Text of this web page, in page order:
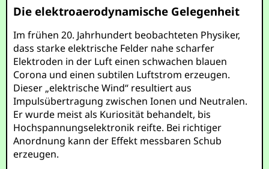
Die elektroaerodynamische Gelegenheit
Im frühen 20. Jahrhundert beobachteten Physiker,
dass starke elektrische Felder nahe scharfer
Elektroden in der Luft einen schwachen blauen
Corona und einen subtilen Luftstrom erzeugen.
Dieser „elektrische Wind“ resultiert aus
Impulsübertragung zwischen Ionen und Neutralen.
Er wurde meist als Kuriosität behandelt, bis
Hochspannungselektronik reifte. Bei richtiger
Anordnung kann der Effekt messbaren Schub
erzeugen.